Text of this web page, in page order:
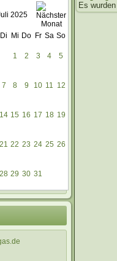
2025
Di Mi Do Fr Sa So
1 2 3 4 5
7 8 9 10 11 12
14 15 16 17 18 19
21 22 23 24 25 26
28 29 30 31
Es